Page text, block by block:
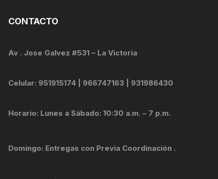
CONTACTO
Av . Jose Galvez #531 – La Victoria
Celular: 951915174 | 966747163 | 931986430
Horario: Lunes a Sábado: 10:30 a.m. – 7 p.m.
Domingo: Entregas con Previa Coordinación .